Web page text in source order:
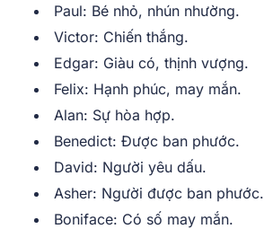
Paul: Bé nhỏ, nhún nhường.
Victor: Chiến thắng.
Edgar: Giàu có, thịnh vượng.
Felix: Hạnh phúc, may mắn.
Alan: Sự hòa hợp.
Benedict: Được ban phước.
David: Người yêu dấu.
Asher: Người được ban phước.
Boniface: Có số may mắn.